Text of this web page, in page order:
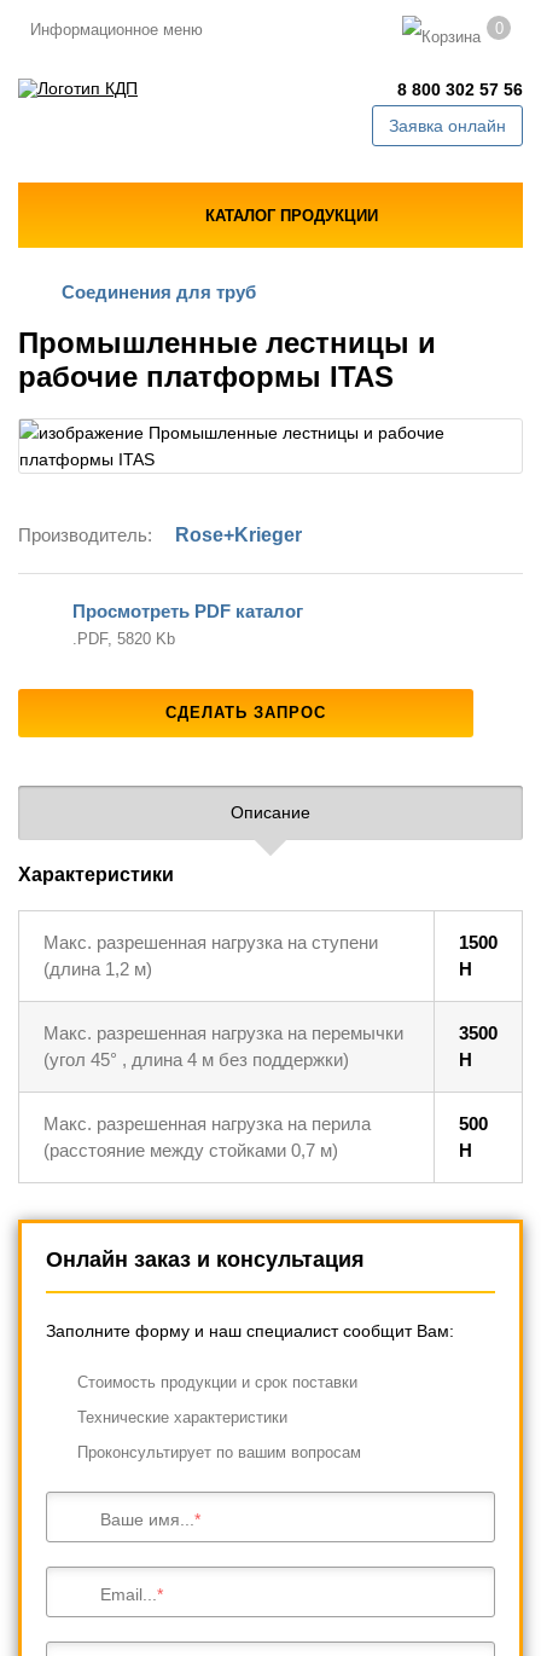
Информационное меню 0
8 800 302 57 56
Заявка онлайн
КАТАЛОГ ПРОДУКЦИИ
Соединения для труб
Промышленные лестницы и
рабочие платформы ITAS
Производитель: Rose+Krieger
Просмотреть PDF каталог
.PDF, 5820 Kb
СДЕЛАТЬ ЗАПРОС
Описание
Характеристики
Макс. разрешенная нагрузка на ступени
(длина 1,2 м)
1500
Н
Макс. разрешенная нагрузка на перемычки
(угол 45° , длина 4 м без поддержки)
3500
Н
Макс. разрешенная нагрузка на перила
(расстояние между стойками 0,7 м)
500
Н
Онлайн заказ и консультация
Заполните форму и наш специалист сообщит Вам:
Cтоимость продукции и срок поставки
Технические характеристики
Проконсультирует по вашим вопросам
Ваше имя...
Email...